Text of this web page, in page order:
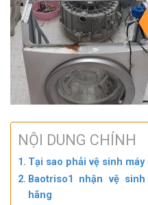
NỘI DUNG CHÍNH
Tại sao phải vệ sinh
Baotriso1 nhận vệ
hãng